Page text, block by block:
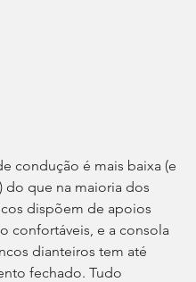
condução é mais baixa (e
do que na maioria dos
dispõem de apoios
confortáveis, e a consola
dianteiros tem até
fechado. Tudo